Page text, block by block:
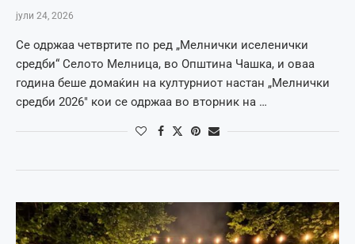
јули 24, 2026
Се одржаа четвртите по ред „Мелнички иселенички
средби“ Селото Мелница, во Општина Чашка, и оваа
година беше домаќин на културниот настан „Мелнички
средби 2026″ кои се одржаа во вторник на …